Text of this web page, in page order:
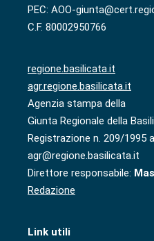
PEC: AOO-
C.F. 80002950766
regione.basilicata.it
agr.regione.basilicata.it
Agenzia stampa della
Giunta Regionale della
Registrazione n. 209/1995
agr@regione.basilicata.it
Direttore responsabile:
Redazione
Link utili